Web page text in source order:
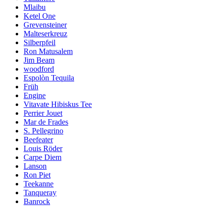
Mlaibu
Ketel One
Grevensteiner
Malteserkreuz
Silberpfeil
Ron Matusalem
Jim Beam
woodford
Espolòn Tequila
Früh
Engine
Vitavate Hibiskus Tee
Perrier Jouet
Mar de Frades
S. Pellegrino
Beefeater
Louis Röder
Carpe Diem
Lanson
Ron Piet
Teekanne
Tanqueray
Banrock